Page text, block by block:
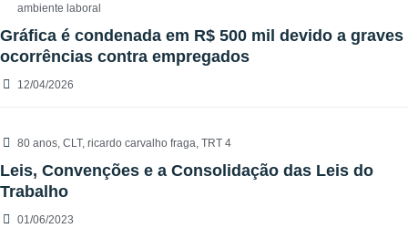
ambiente laboral
Gráfica é condenada em R$ 500 mil devido a graves
ocorrências contra empregados
12/04/2026
80 anos, CLT, ricardo carvalho fraga, TRT 4
Leis, Convenções e a Consolidação das Leis do
Trabalho
01/06/2023